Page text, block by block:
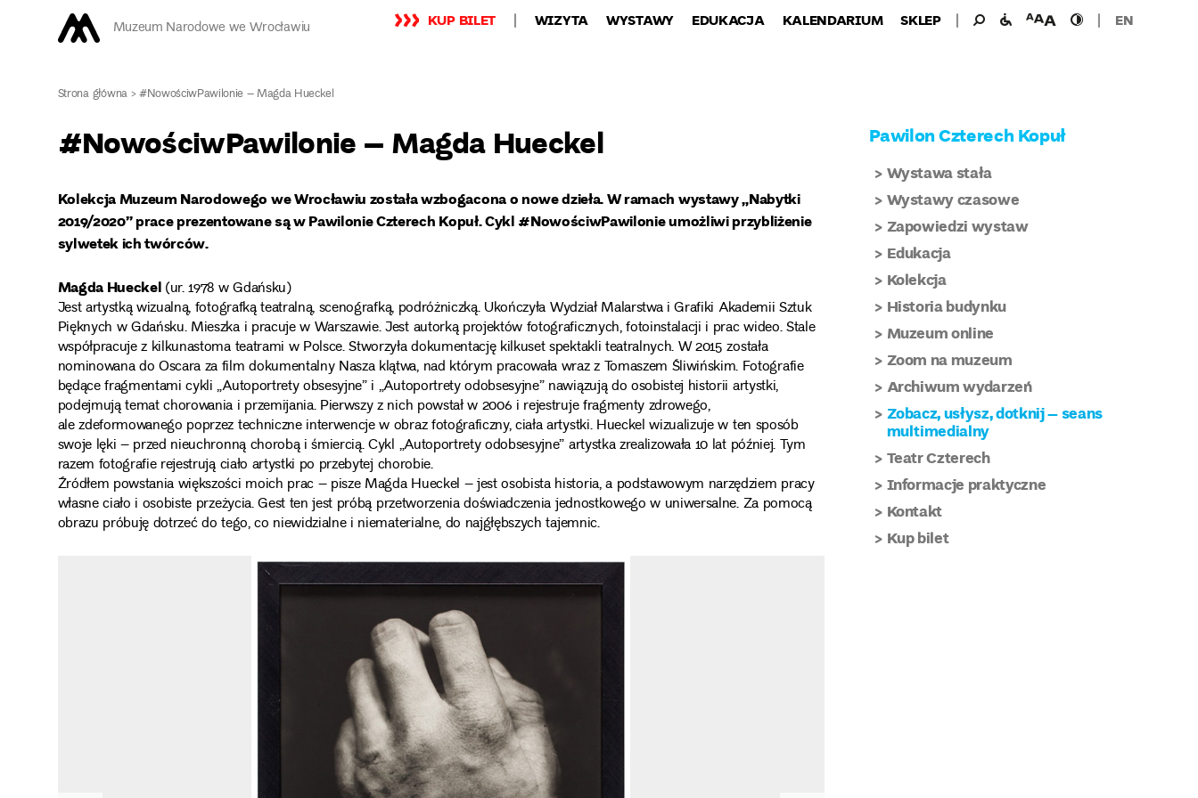
Muzeum Narodowe we Wrocławiu KUP BILET WIZYTA WYSTAWY EDUKACJA KALENDARIUM SKLEP Wyszukaj
Wyszukiwanie
dla:
udogodnieniawielkość
czcionki
wysoki
kontrast
EN
Strona główna>#NowościwPawilonie – Magda Hueckel
#NowościwPawilonie – Magda Hueckel
Kolekcja Muzeum Narodowego we Wrocławiu została wzbogacona o nowe dzieła. W ramach wystawy „Nabytki
2019/2020” prace prezentowane są w Pawilonie Czterech Kopuł. Cykl #NowościwPawilonie umożliwi przybliżenie
sylwetek ich twórców.
Magda Hueckel (ur. 1978 w Gdańsku)
Jest artystką wizualną, fotografką teatralną, scenografką, podróżniczką. Ukończyła Wydział Malarstwa i Grafiki Akademii Sztuk
Pięknych w Gdańsku. Mieszka i pracuje w Warszawie. Jest autorką projektów fotograficznych, fotoinstalacji i prac wideo. Stale
współpracuje z kilkunastoma teatrami w Polsce. Stworzyła dokumentację kilkuset spektakli teatralnych. W 2015 została
nominowana do Oscara za film dokumentalny Nasza klątwa, nad którym pracowała wraz z Tomaszem Śliwińskim. Fotografie
będące fragmentami cykli „Autoportrety obsesyjne” i „Autoportrety odobsesyjne” nawiązują do osobistej historii artystki,
podejmują temat chorowania i przemijania. Pierwszy z nich powstał w 2006 i rejestruje fragmenty zdrowego,
ale zdeformowanego poprzez techniczne interwencje w obraz fotograficzny, ciała artystki. Hueckel wizualizuje w ten sposób
swoje lęki – przed nieuchronną chorobą i śmiercią. Cykl „Autoportrety odobsesyjne” artystka zrealizowała 10 lat później. Tym
razem fotografie rejestrują ciało artystki po przebytej chorobie.
Źródłem powstania większości moich prac – pisze Magda Hueckel – jest osobista historia, a podstawowym narzędziem pracy
własne ciało i osobiste przeżycia. Gest ten jest próbą przetworzenia doświadczenia jednostkowego w uniwersalne. Za pomocą
obrazu próbuję dotrzeć do tego, co niewidzialne i niematerialne, do najgłębszych tajemnic.
Pawilon Czterech Kopuł
Wystawa stała
Wystawy czasowe
Zapowiedzi wystaw
Edukacja
Kolekcja
Historia budynku
Muzeum online
Zoom na muzeum
Archiwum wydarzeń
Zobacz, usłysz, dotknij – seans
multimedialny
Teatr Czterech
Informacje praktyczne
Kontakt
Kup bilet